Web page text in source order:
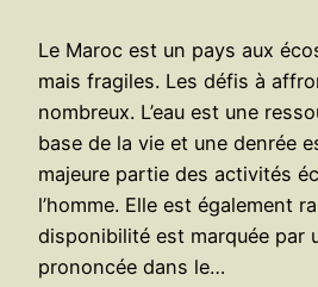
Le Maroc est un pays aux
mais fragiles. Les défis à
nombreux. L’eau est une
base de la vie et une denrée
majeure partie des activités
l’homme. Elle est également
disponibilité est marquée par
prononcée dans le…